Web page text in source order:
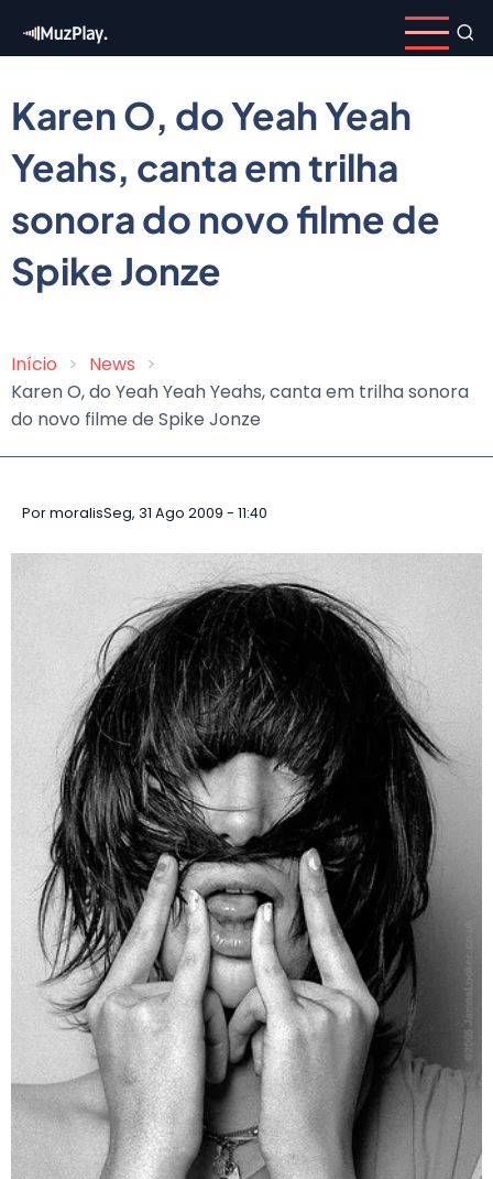
para
conteúdo
principal
Karen O, do Yeah Yeah
Yeahs, canta em trilha
sonora do novo filme de
Spike Jonze
Trilha
de
navegação
Início
News
Karen O, do Yeah Yeah Yeahs, canta em trilha sonora
do novo filme de Spike Jonze
PormoralisSeg, 31 Ago 2009 - 11:40